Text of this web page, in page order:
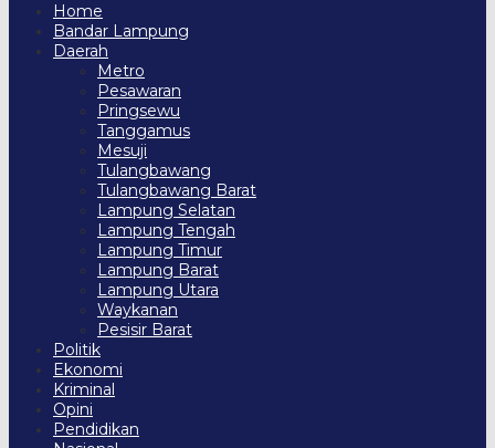
Home
Bandar Lampung
Daerah
Metro
Pesawaran
Pringsewu
Tanggamus
Mesuji
Tulangbawang
Tulangbawang Barat
Lampung Selatan
Lampung Tengah
Lampung Timur
Lampung Barat
Lampung Utara
Waykanan
Pesisir Barat
Politik
Ekonomi
Kriminal
Opini
Pendidikan